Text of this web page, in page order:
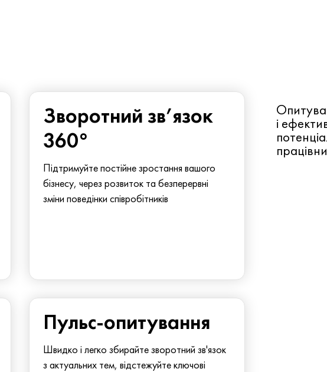
Зворотний зв’язок
360°
Підтримуйте постійне зростання вашого
бізнесу, через розвиток та безперервні
зміни поведінки співробітників
і
Пульс-опитування
Швидко і легко збирайте зворотний зв'язок
з актуальних тем, відстежуйте ключові